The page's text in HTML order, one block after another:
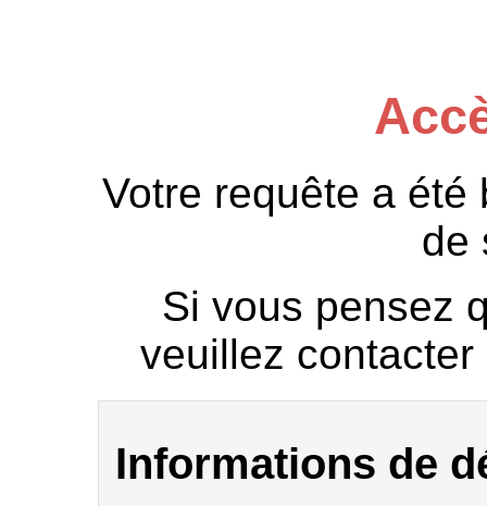
Votre requête a été
de
Si vous pensez
veuillez
Informations de